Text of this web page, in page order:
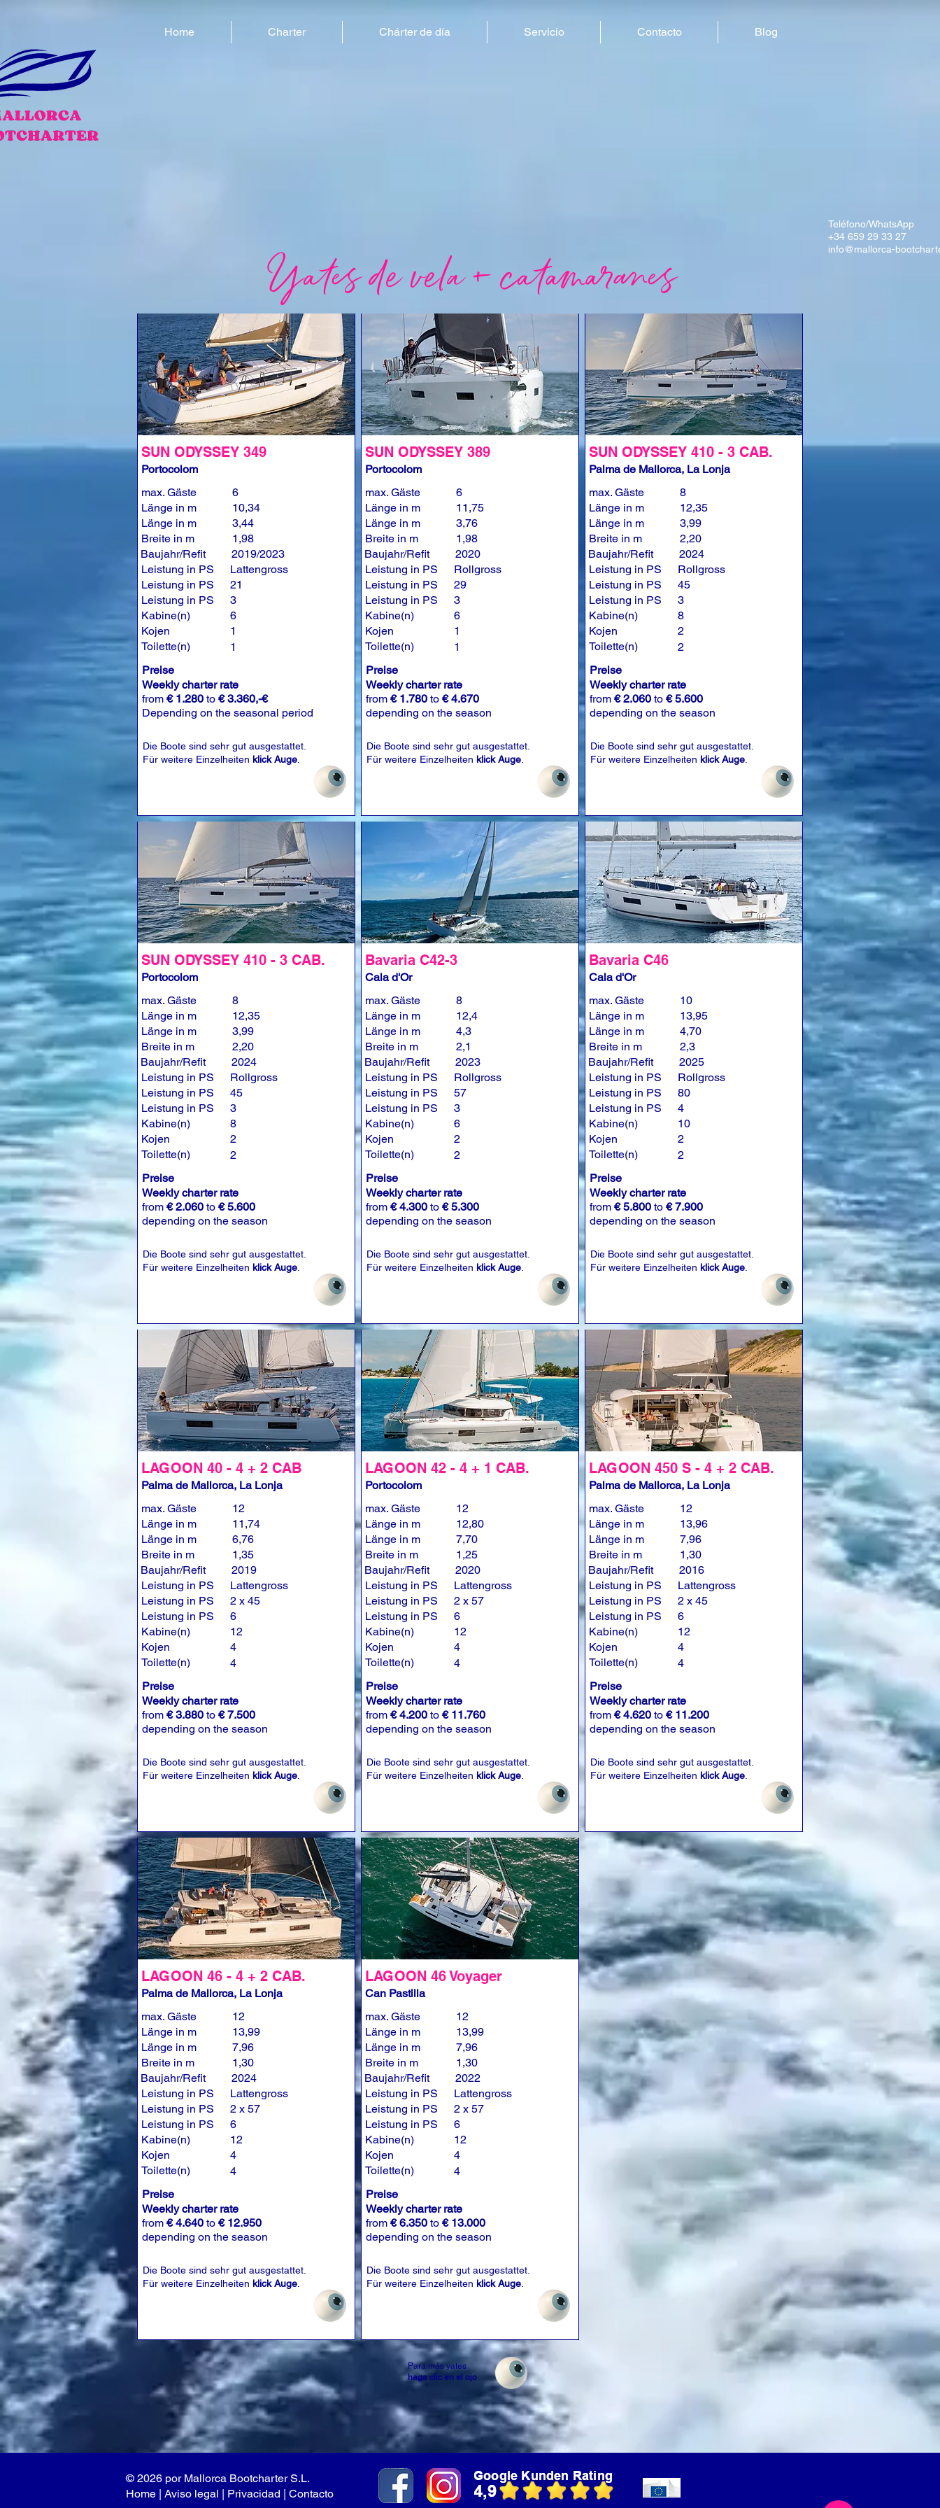
Home Charter Chárter de día Servicio Contacto Blog
Yates de vela + catamaranes
SUN ODYSSEY 349
Portocolom
max. Gäste
Länge in m
Länge in m
Breite in m
Baujahr/Refit
Leistung in PS
Leistung in PS
Leistung in PS
Kabine(n)
Kojen
Toilette(n)
6
10,34
3,44
1,98
2019/2023
Lattengross
21
3
6
1
1
Preise
Weekly charter rate
from € 1.280 to € 3.360,-€
Depending on the seasonal period
Die Boote sind sehr gut ausgestattet.
Für weitere Einzelheiten klick Auge
SUN ODYSSEY 410 - 3 CAB.
Portocolom
max. Gäste
Länge in m
Länge in m
Breite in m
Baujahr/Refit
Leistung in PS
Leistung in PS
Leistung in PS
Kabine(n)
Kojen
Toilette(n)
8
12,35
3,99
2,20
2024
Rollgross
45
3
8
2
2
Preise
Weekly charter rate
from € 2.060 to € 5.600
depending on the season
Die Boote sind sehr gut ausgestattet.
Für weitere Einzelheiten klick Auge
LAGOON 40 - 4 + 2 CAB
Palma de Mallorca, La Lonja
max. Gäste
Länge in m
Länge in m
Breite in m
Baujahr/Refit
Leistung in PS
Leistung in PS
Leistung in PS
Kabine(n)
Kojen
Toilette(n)
12
11,74
6,76
1,35
2019
Lattengross
2 x 45
6
12
4
4
Preise
Weekly charter rate
from € 3.880 to € 7.500
depending on the season
Die Boote sind sehr gut ausgestattet.
Für weitere Einzelheiten klick Auge
LAGOON 46 - 4 + 2 CAB.
Palma de Mallorca, La Lonja
max. Gäste
Länge in m
Länge in m
Breite in m
Baujahr/Refit
Leistung in PS
Leistung in PS
Leistung in PS
Kabine(n)
Kojen
Toilette(n)
12
13,99
7,96
1,30
2024
Lattengross
2 x 57
6
12
4
4
Preise
Weekly charter rate
from € 4.640 to € 12.950
depending on the season
Die Boote sind sehr gut ausgestattet.
Für weitere Einzelheiten klick Auge
SUN ODYSSEY 389
Portocolom
max. Gäste
Länge in m
Länge in m
Breite in m
Baujahr/Refit
Leistung in PS
Leistung in PS
Leistung in PS
Kabine(n)
Kojen
Toilette(n)
6
11,75
3,76
1,98
2020
Rollgross
29
3
6
1
1
Preise
Weekly charter rate
from € 1.780 to € 4.670
depending on the season
Die Boote sind sehr gut ausgestattet.
Für weitere Einzelheiten klick Auge
Bavaria C42-3
Cala d'Or
max. Gäste
Länge in m
Länge in m
Breite in m
Baujahr/Refit
Leistung in PS
Leistung in PS
Leistung in PS
Kabine(n)
Kojen
Toilette(n)
8
12,4
4,3
2,1
2023
Rollgross
57
3
6
2
2
Preise
Weekly charter rate
from € 4.300 to € 5.300
depending on the season
Die Boote sind sehr gut ausgestattet.
Für weitere Einzelheiten klick Auge
LAGOON 42 - 4 + 1 CAB.
Portocolom
max. Gäste
Länge in m
Länge in m
Breite in m
Baujahr/Refit
Leistung in PS
Leistung in PS
Leistung in PS
Kabine(n)
Kojen
Toilette(n)
12
12,80
7,70
1,25
2020
Lattengross
2 x 57
6
12
4
4
Preise
Weekly charter rate
from € 4.200 to € 11.760
depending on the season
Die Boote sind sehr gut ausgestattet.
Für weitere Einzelheiten klick Auge
LAGOON 46 Voyager
Can Pastilla
max. Gäste
Länge in m
Länge in m
Breite in m
Baujahr/Refit
Leistung in PS
Leistung in PS
Leistung in PS
Kabine(n)
Kojen
Toilette(n)
12
13,99
7,96
1,30
2022
Lattengross
2 x 57
6
12
4
4
Preise
Weekly charter rate
from € 6.350 to € 13.000
depending on the season
Die Boote sind sehr gut ausgestattet.
Für weitere Einzelheiten klick Auge
SUN ODYSSEY 410 - 3 CAB.
Palma de Mallorca, La Lonja
max. Gäste
Länge in m
Länge in m
Breite in m
Baujahr/Refit
Leistung in PS
Leistung in PS
Leistung in PS
Kabine(n)
Kojen
Toilette(n)
8
12,35
3,99
2,20
2024
Rollgross
45
3
8
2
2
Preise
Weekly charter rate
from € 2.060 to € 5.600
depending on the season
Die Boote sind sehr gut ausgestattet.
Für weitere Einzelheiten klick Auge
Bavaria C46
Cala d'Or
max. Gäste
Länge in m
Länge in m
Breite in m
Baujahr/Refit
Leistung in PS
Leistung in PS
Leistung in PS
Kabine(n)
Kojen
Toilette(n)
10
13,95
4,70
2,3
2025
Rollgross
80
4
10
2
2
Preise
Weekly charter rate
from € 5.800 to € 7.900
depending on the season
Die Boote sind sehr gut ausgestattet.
Für weitere Einzelheiten klick Auge
LAGOON 450 S - 4 + 2 CAB.
Palma de Mallorca, La Lonja
max. Gäste
Länge in m
Länge in m
Breite in m
Baujahr/Refit
Leistung in PS
Leistung in PS
Leistung in PS
Kabine(n)
Kojen
Toilette(n)
12
13,96
7,96
1,30
2016
Lattengross
2 x 45
6
12
4
4
Preise
Weekly charter rate
from € 4.620 to € 11.200
depending on the season
Die Boote sind sehr gut ausgestattet.
Für weitere Einzelheiten klick Auge
Para más yates
haga clic en el ojo
Teléfono/WhatsApp
+34 659 29 33 27
info@mallorca-
© 2026 por Mallorca Bootcharter S.L.
Home | Aviso legal | Privacidad | Contacto